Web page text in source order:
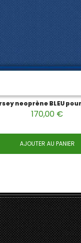
neoprène BLEU
170,00 €
AJOUTER AU PANIER